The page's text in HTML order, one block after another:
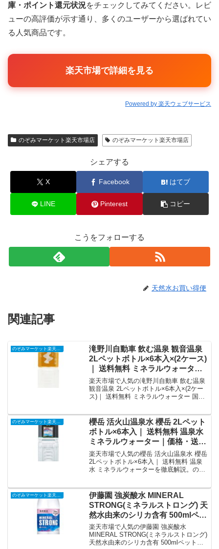
庫・ポイント還元状況をチェックしてみてください。レビ
ューの高評価が示す通り、多くのユーザーから選ばれてい
る人気商品です。
楽天市場で詳細を見る
Powered by 楽天ウェブサービス
のぞみマーケット楽天市場店 のぞみマーケット楽天市場店
シェアする
X Facebook はてブ
LINE Pinterest コピー
こうをフォローする
天然水お買い得便
関連記事
のぞみマーケット楽天市場店
滝野川自動車 飲む温泉 観音温泉
2Lペットボトル×6本入×(2ケース)
｜ 送料無料 ミネラルウォーター
国内名水 軟水 PET｜価格・送
料・ポイント還元まとめ
楽天市場で人気の滝野川自動車 飲む温泉
観音温泉 2Lペットボトル×6本入×(2ケー
ス)｜ 送料無料 ミネラルウォーター 国内
料別・ポイント1倍）。実ユーザーレビュ
ー0件・平均評価0の商品情報・購入方法
まとめ。
のぞみマーケット楽天市場店
櫻岳 活火山温泉水 櫻岳 2Lペット
ボトル×6本入｜ 送料無料 温泉水
ミネラルウォーター｜価格・送
料・ポイント還元まとめ
楽天市場で人気の櫻岳 活火山温泉水 櫻岳
2Lペットボトル×6本入｜ 送料無料 温泉
水 ミネラルウォーターを徹底解説。のぞ
ーレビュー0件・平均評価0の商品情報・
購入方法まとめ。
伊藤園 強炭酸水 MINERAL
STRONG(ミネラルストロング) 天
然水由来のシリカ含有 500mlペッ
トボトル×24本入×(2ケース)｜ 送
料無料 炭酸水 シリカ ミネラルウ
ォーター ソーダ｜価格・送料・
楽天市場で人気の伊藤園 強炭酸水
MINERAL STRONG(ミネラルストロング)
天然水由来のシリカ含有 500mlペットボ